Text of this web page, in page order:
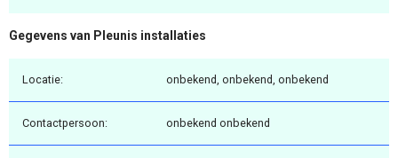
Gegevens van Pleunis installaties
Locatie: onbekend, onbekend, onbekend
Contactpersoon: onbekend onbekend